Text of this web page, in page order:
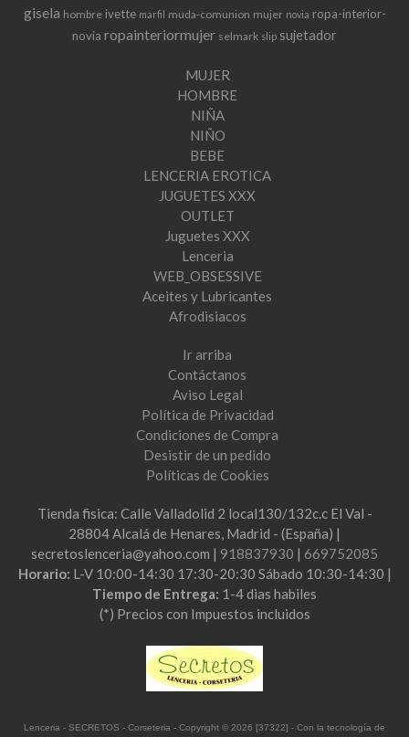
gisela hombre ivette marfil muda-comunion mujer novia ropa-interior-
novia ropainteriormujer selmark slip sujetador
MUJER
HOMBRE
NIÑA
NIÑO
BEBE
LENCERIA EROTICA
JUGUETES XXX
OUTLET
Juguetes XXX
Lenceria
WEB_OBSESSIVE
Aceites y Lubricantes
Afrodisiacos
Ir arriba
Contáctanos
Aviso Legal
Política de Privacidad
Condiciones de Compra
Desistir de un pedido
Políticas de Cookies
Tienda fisica: Calle Valladolid 2 local130/132c.c El Val -
28804 Alcalá de Henares, Madrid - (España) |
secretoslenceria@yahoo.com | 918837930 | 669752085
Horario: L-V 10:00-14:30 17:30-20:30 Sábado 10:30-14:30 |
Tiempo de Entrega: 1-4 dias habiles
(*) Precios con Impuestos incluidos
Lenceria - SECRETOS - Corseteria - Copyright © 2026 [37322] - Con la tecnología de